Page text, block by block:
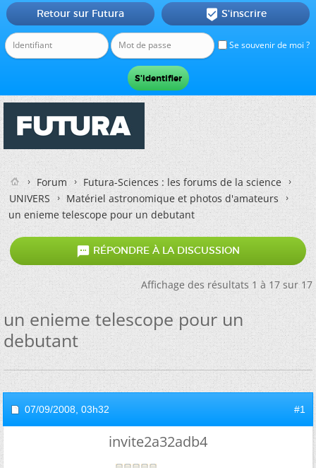
Se souvenir de moi ?
Retour sur Futura  S'inscrire
Forum
Futura-Sciences : les forums de la science
UNIVERS
Matériel astronomique et photos d'amateurs
un enieme telescope pour un debutant
 RÉPONDRE À LA DISCUSSION
Affichage des résultats 1 à 17 sur 17
un enieme telescope pour un
debutant
07/09/2008, 03h32 #1
invite2a32adb4